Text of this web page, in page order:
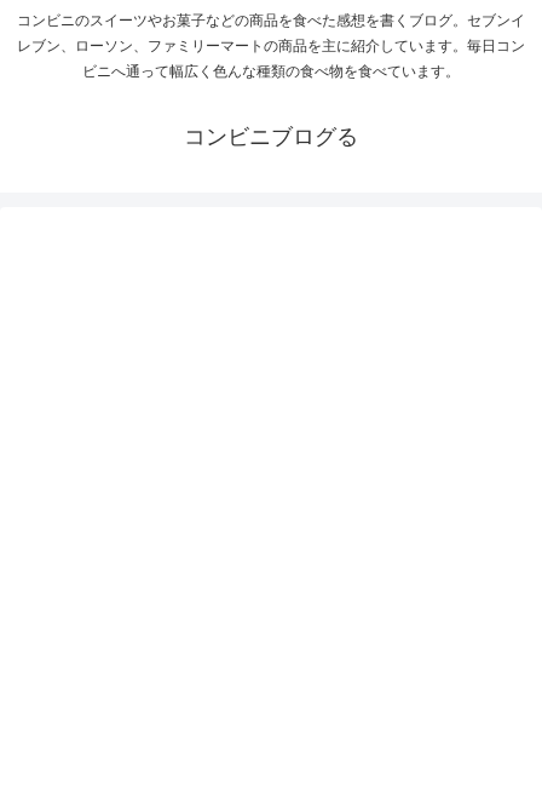
コンビニのスイーツやお菓子などの商品を食べた感想を書くブログ。セブンイ
レブン、ローソン、ファミリーマートの商品を主に紹介しています。毎日コン
ビニへ通って幅広く色んな種類の食べ物を食べています。
コンビニブログる